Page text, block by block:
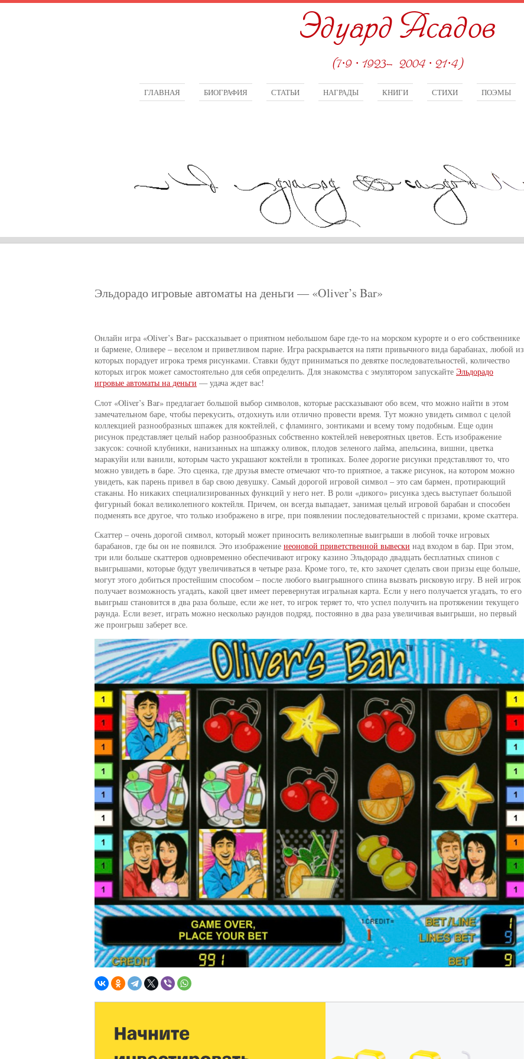
Эдуард Асадов
(7·9 · 1923—2004 · 21·4)
ГЛАВНАЯ БИОГРАФИЯ СТАТЬИ НАГРАДЫ КНИГИ СТИХИ ПОЭМЫ
Эльдорадо игровые автоматы на деньги — «Oliver’s Bar»
Онлайн игра «Oliver’s Bar» рассказывает о приятном небольшом баре где-то на морском курорте и о его собственнике
и бармене, Оливере – веселом и приветливом парне. Игра раскрывается на пяти привычного вида барабанах, любой из
которых порадует игрока тремя рисунками. Ставки будут приниматься по девятке последовательностей, количество
которых игрок может самостоятельно для себя определить. Для знакомства с эмулятором запускайте Эльдорадо
игровые автоматы на деньги — удача ждет вас!
Слот «Oliver’s Bar» предлагает большой выбор символов, которые рассказывают обо всем, что можно найти в этом
замечательном баре, чтобы перекусить, отдохнуть или отлично провести время. Тут можно увидеть символ с целой
коллекцией разнообразных шпажек для коктейлей, с фламинго, зонтиками и всему тому подобным. Еще один
рисунок представляет целый набор разнообразных собственно коктейлей невероятных цветов. Есть изображение
закусок: сочной клубники, нанизанных на шпажку оливок, плодов зеленого лайма, апельсина, вишни, цветка
маракуйи или ванили, которым часто украшают коктейли в тропиках. Более дорогие рисунки представляют то, что
можно увидеть в баре. Это сценка, где друзья вместе отмечают что-то приятное, а также рисунок, на котором можно
увидеть, как парень привел в бар свою девушку. Самый дорогой игровой символ – это сам бармен, протирающий
стаканы. Но никаких специализированных функций у него нет. В роли «дикого» рисунка здесь выступает большой
фигурный бокал великолепного коктейля. Причем, он всегда выпадает, занимая целый игровой барабан и способен
подменять все другое, что только изображено в игре, при появлении последовательностей с призами, кроме скаттера.
Скаттер – очень дорогой символ, который может приносить великолепные выигрыши в любой точке игровых
барабанов, где бы он не появился. Это изображение неоновой приветственной вывески над входом в бар. При этом,
три или больше скаттеров одновременно обеспечивают игроку казино Эльдорадо двадцать бесплатных спинов с
выигрышами, которые будут увеличиваться в четыре раза. Кроме того, те, кто захочет сделать свои призы еще больше,
могут этого добиться простейшим способом – после любого выигрышного спина вызвать рисковую игру. В ней игрок
получает возможность угадать, какой цвет имеет перевернутая игральная карта. Если у него получается угадать, то его
выигрыш становится в два раза больше, если же нет, то игрок теряет то, что успел получить на протяжении текущего
раунда. Если везет, играть можно несколько раундов подряд, постоянно в два раза увеличивая выигрыши, но первый
же проигрыш заберет все.